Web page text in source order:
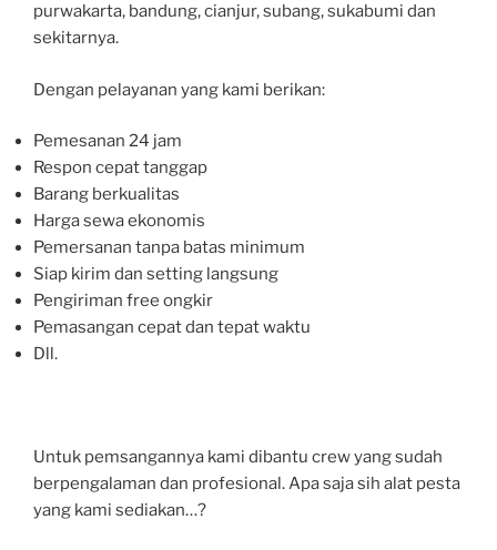
purwakarta, bandung, cianjur, subang, sukabumi dan
sekitarnya.
Dengan pelayanan yang kami berikan:
Pemesanan 24 jam
Respon cepat tanggap
Barang berkualitas
Harga sewa ekonomis
Pemersanan tanpa batas minimum
Siap kirim dan setting langsung
Pengiriman free ongkir
Pemasangan cepat dan tepat waktu
Dll.
Untuk pemsangannya kami dibantu crew yang sudah
berpengalaman dan profesional. Apa saja sih alat pesta
yang kami sediakan…?